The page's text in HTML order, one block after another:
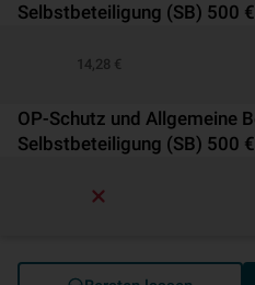
Selbstbeteiligung (SB) 500 €
14,28 €
OP-Schutz und Allgemeine
Selbstbeteiligung (SB) 500 €